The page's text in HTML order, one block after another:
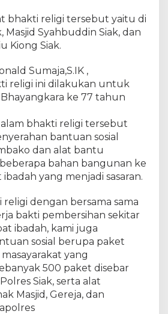
bhakti religi tersebut yaitu di
Masjid Syahbuddin Siak, dan
Kiong Siak.
Sumaja,S.IK ,
religi ini dilakukan untuk
ke 77 tahun
bhakti religi tersebut
bantuan sosial
dan alat bantu
bahan bangunan ke
yang menjadi sasaran.
religi dengan bersama sama
bakti pembersihan sekitar
ibadah, kami juga
sosial berupa paket
yang
500 paket disebar
Siak, serta alat
Masjid, Gereja, dan